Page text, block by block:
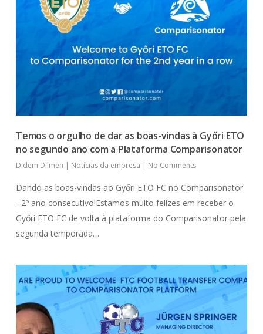
Temos o orgulho de dar as boas-vindas à Győri ETO
no segundo ano com a Plataforma Comparisonator
Didem Dilmen Notícias da empresa No Comments
Dando as boas-vindas ao Győri ETO FC no Comparisonator
- 2º ano consecutivo!Estamos muito felizes em receber o
Győri ETO FC de volta à plataforma do Comparisonator pela
segunda temporada…